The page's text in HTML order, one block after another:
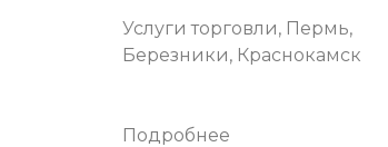
Услуги торговли, Пермь,
Березники, Краснокамск
Подробнее